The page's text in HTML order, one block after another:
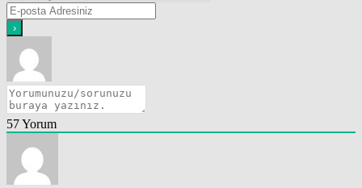
57Yorum